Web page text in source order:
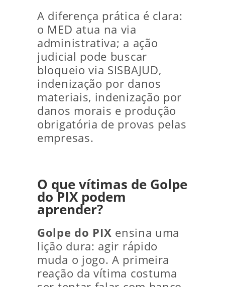
A diferença prática é clara:
o MED atua na via
administrativa; a ação
judicial pode buscar
bloqueio via SISBAJUD,
indenização por danos
materiais, indenização por
danos morais e produção
obrigatória de provas pelas
empresas.
O que vítimas de Golpe
do PIX podem
aprender?
Golpe do PIX ensina uma
lição dura: agir rápido
muda o jogo. A primeira
reação da vítima costuma